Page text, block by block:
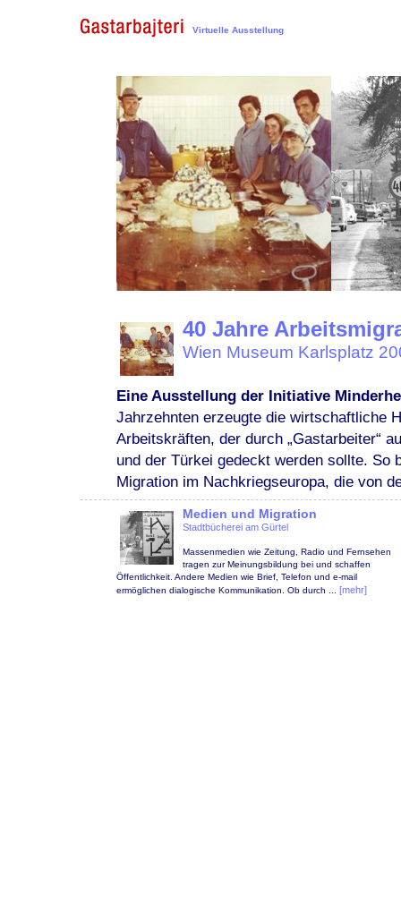
Virtuelle Ausstellung
40 Jahre
Wien Museum Karlsplatz
Eine Ausstellung der Initiative
Jahrzehnten erzeugte die wirtschaftliche
Arbeitskräften, der durch „Gastarbeiter“
und der Türkei gedeckt werden sollte. So
Migration im Nachkriegseuropa, die von
Medien und Migration
Stadtbücherei am Gürtel
Massenmedien wie Zeitung, Radio und Fernsehen
tragen zur Meinungsbildung bei und schaffen
Öffentlichkeit. Andere Medien wie Brief, Telefon und e-mail
ermöglichen dialogische Kommunikation. Ob durch ... [mehr]